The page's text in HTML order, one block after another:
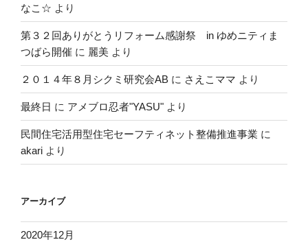
なこ☆ より
第３２回ありがとうリフォーム感謝祭 in ゆめニティま
つばら開催 に 麗美 より
２０１４年８月シクミ研究会AB に さえこママ より
最終日 に アメブロ忍者"YASU" より
民間住宅活用型住宅セーフティネット整備推進事業 に
akari より
アーカイブ
2020年12月